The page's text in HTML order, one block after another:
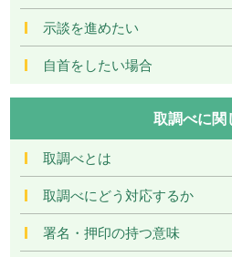
示談を進めたい
自首をしたい場合
取調べに関
取調べとは
取調べにどう対応するか
署名・押印の持つ意味